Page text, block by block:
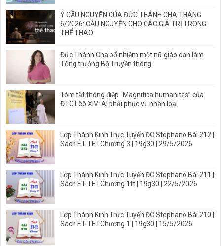
Ý CẦU NGUYỆN CỦA ĐỨC THÁNH CHA THÁNG
6/2026: CẦU NGUYỆN CHO CÁC GIÁ TRỊ TRONG
THỂ THAO
Đức Thánh Cha bổ nhiệm một nữ giáo dân làm
Tổng trưởng Bộ Truyền thông
Tóm tắt thông điệp “Magnifica humanitas” của
ĐTC Lêô XIV: AI phải phục vụ nhân loại
Lớp Thánh Kinh Trực Tuyến ĐC Stephano Bài 212 |
Sách ÉT-TE I Chương 3 | 19g30 | 29/5/2026
Lớp Thánh Kinh Trực Tuyến ĐC Stephano Bài 211 |
Sách ÉT-TE I Chương 1tt | 19g30 | 22/5/2026
Lớp Thánh Kinh Trực Tuyến ĐC Stephano Bài 210 |
Sách ÉT-TE I Chương 1 | 19g30 | 15/5/2026